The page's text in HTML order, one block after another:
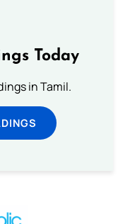
Today
in Tamil.